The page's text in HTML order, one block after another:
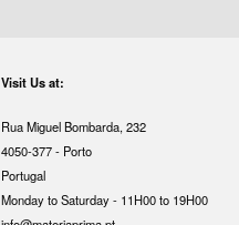
Visit Us at:
Rua Miguel Bombarda, 232
4050-377 - Porto
Portugal
Monday to Saturday - 11H00 to 19H00